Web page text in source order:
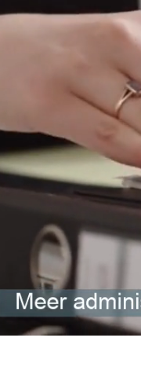
SUM,
testen (beslissen wat je
OF
(vermijd #N/A,
informatie (grote
of VLOOKUP
van "criteria-gebaseerde"
ENS
ENS
tekst opschonen